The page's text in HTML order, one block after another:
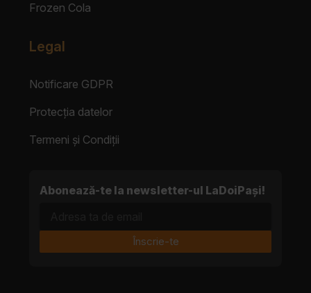
Frozen Cola
Legal
Notificare GDPR
Protecția datelor
Termeni și Condiții
Abonează-te la newsletter-ul LaDoiPași!
Înscrie-te